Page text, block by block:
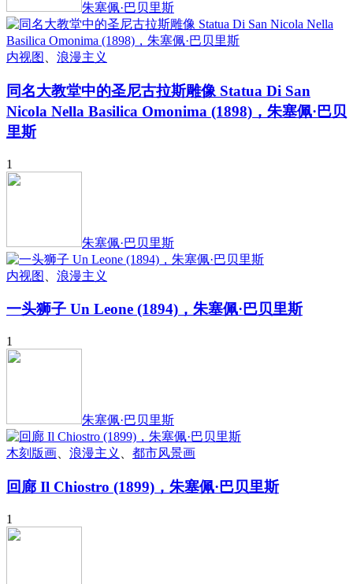
朱塞佩·巴贝里斯
内视图 浪漫主义
同名大教堂中的圣尼古拉斯雕像 Statua Di San
Nicola Nella Basilica Omonima (1898)，朱塞佩·巴贝
里斯
1
朱塞佩·巴贝里斯
内视图 浪漫主义
一头狮子 Un Leone (1894)，朱塞佩·巴贝里斯
1
朱塞佩·巴贝里斯
木刻版画 浪漫主义 都市风景画
回廊 Il Chiostro (1899)，朱塞佩·巴贝里斯
1